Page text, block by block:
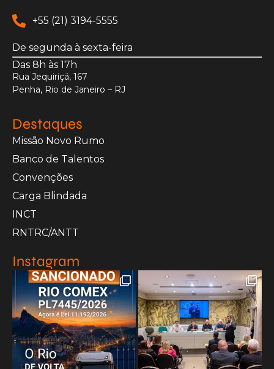
+55 (21) 3194-5555
De segunda à sexta-feira
Das 8h às 17h
Rua Jequiriçá, 167
Penha, Rio de Janeiro – RJ
Destaques
Missão Novo Rumo
Banco de Talentos
Convenções
Carga Blindada
INCT
RNTRC/ANTT
Instagram